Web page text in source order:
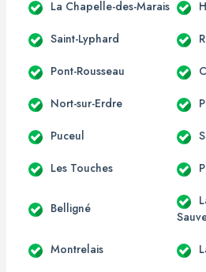
La Chapelle-des-Marais
Saint-Lyphard
Pont-Rousseau
Nort-sur-Erdre
Puceul
Les Touches
Belligné
Montrelais